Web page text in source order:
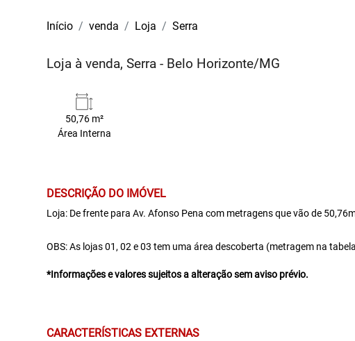
Início venda Loja Serra
Loja à venda, Serra - Belo Horizonte/MG
50,76 m²
Área Interna
DESCRIÇÃO DO IMÓVEL
Loja: De frente para Av. Afonso Pena com metragens que vão de
OBS: As lojas 01, 02 e 03 tem uma área descoberta (metragem na
*Informações e valores sujeitos a alteração sem aviso prévio.
CARACTERÍSTICAS EXTERNAS